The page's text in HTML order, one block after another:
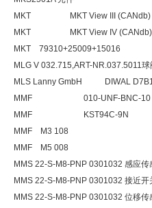
MKT MKT View III (CANdb)
MKT MKT View IV (CANdb)
MKT 79310+25009+15016
MLG V 032.715,ART-NR.037.5011球
MLS Lanny GmbH DIWAL
MMF 010-UNF-BNC-10
MMF KST94C-9N
MMF M3 108
MMF M5 008
MMS 22-S-M8-PNP 0301032 感应传
MMS 22-S-M8-PNP 0301032 接近开
MMS 22-S-M8-PNP 0301032 位移传